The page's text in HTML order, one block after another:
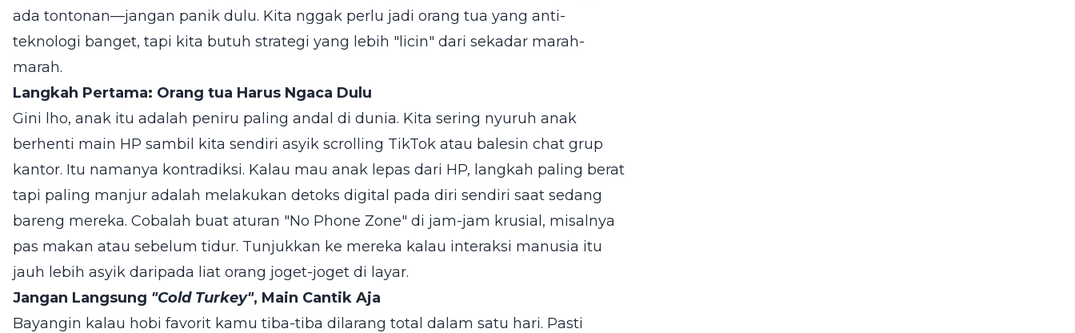
ada tontonan—jangan panik dulu. Kita nggak perlu jadi orang tua yang anti-
teknologi banget, tapi kita butuh strategi yang lebih "licin" dari sekadar marah-
marah.
Langkah Pertama: Orang tua Harus Ngaca Dulu
Gini lho, anak itu adalah peniru paling andal di dunia. Kita sering nyuruh anak
berhenti main HP sambil kita sendiri asyik scrolling TikTok atau balesin chat grup
kantor. Itu namanya kontradiksi. Kalau mau anak lepas dari HP, langkah paling berat
tapi paling manjur adalah melakukan detoks digital pada diri sendiri saat sedang
bareng mereka. Cobalah buat aturan "No Phone Zone" di jam-jam krusial, misalnya
pas makan atau sebelum tidur. Tunjukkan ke mereka kalau interaksi manusia itu
jauh lebih asyik daripada liat orang joget-joget di layar.
Jangan Langsung "Cold Turkey", Main Cantik Aja
Bayangin kalau hobi favorit kamu tiba-tiba dilarang total dalam satu hari. Pasti